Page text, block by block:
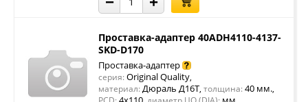
Проставка-адаптер 40ADH4110-4137-
SKD-D170
Проставка-адаптер
серия: Original Quality,
материал: Дюраль Д16Т, толщина: 40 мм.,